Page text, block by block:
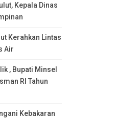
Kepala Dinas
Kerahkan Lintas
Air
, Bupati Minsel
RI Tahun
Kebakaran